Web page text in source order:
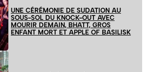
UNE CÉRÉMONIE DE SUDATION AU
SOUS-SOL DU KNOCK-OUT AVEC
MOURIR DEMAIN, BHATT, GROS
ENFANT MORT ET APPLE OF BASILISK